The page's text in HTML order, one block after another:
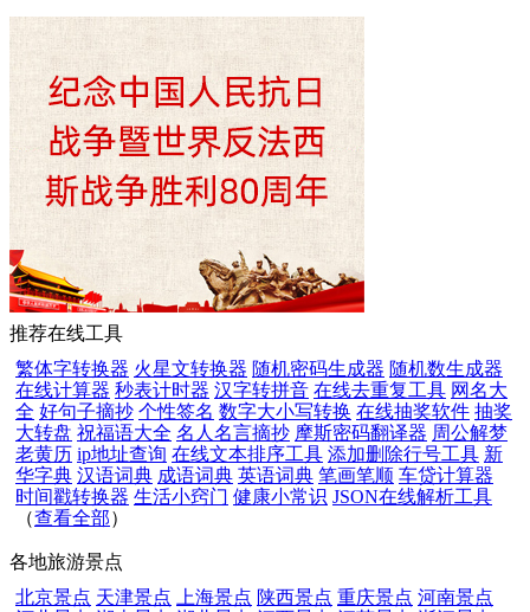
推荐在线工具
繁体字转换器 火星文转换器 随机密码生成器 随机数生成器
在线计算器 秒表计时器 汉字转拼音 在线去重复工具 网名大
全 好句子摘抄 个性签名 数字大小写转换 在线抽奖软件 抽奖
大转盘 祝福语大全 名人名言摘抄 摩斯密码翻译器 周公解梦
老黄历 ip地址查询 在线文本排序工具 添加删除行号工具 新
华字典 汉语词典 成语词典 英语词典 笔画笔顺 车贷计算器
时间戳转换器 生活小窍门 健康小常识 JSON在线解析工具
（查看全部）
各地旅游景点
北京景点 天津景点 上海景点 陕西景点 重庆景点 河南景点